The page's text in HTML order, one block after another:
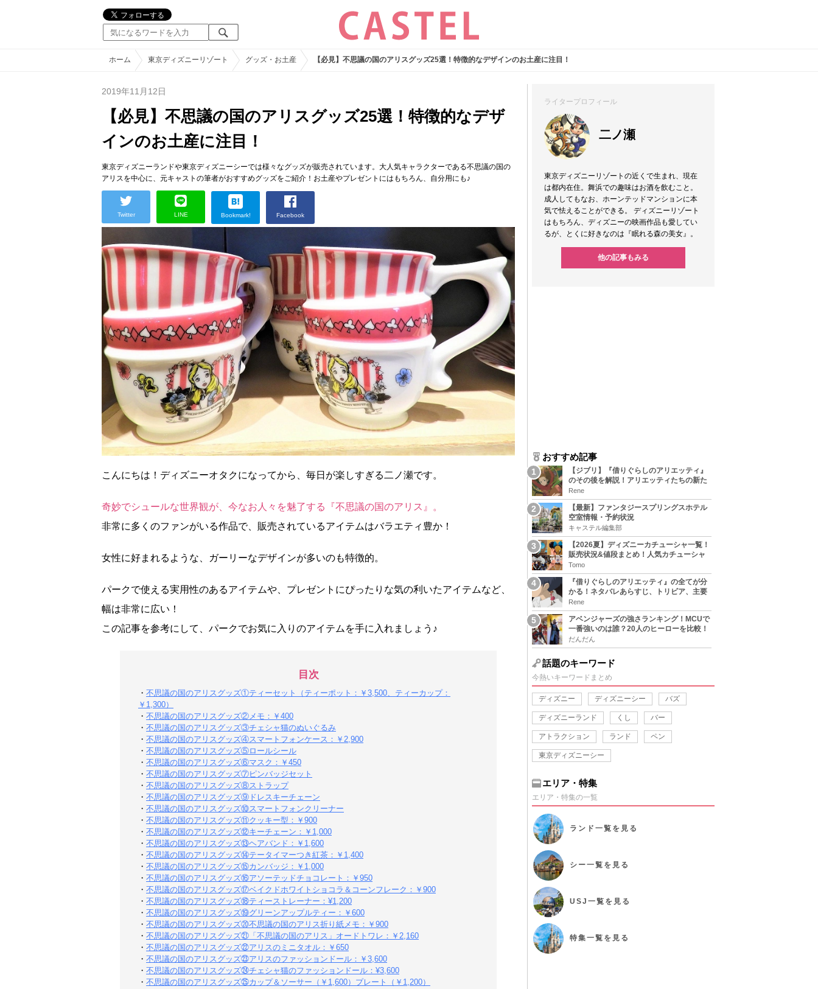
ホーム 東京ディズニーリゾート グッズ・お土産 【必見】不思議の国のアリスグッズ25選！特徴的なデザインのお土産に注目！
2019年11月12日
【必見】不思議の国のアリスグッズ25選！特徴的なデザ
インのお土産に注目！
東京ディズニーランドや東京ディズニーシーでは様々なグッズが販売されています。大人気キャラクターである不思議の国の
アリスを中心に、元キャストの筆者がおすすめグッズをご紹介！お土産やプレゼントにはもちろん、自分用にも♪
Twitter LINE Bookmark! Facebook
こんにちは！ディズニーオタクになってから、毎日が楽しすぎる二ノ瀬です。
奇妙でシュールな世界観が、今なお人々を魅了する『不思議の国のアリス』。
非常に多くのファンがいる作品で、販売されているアイテムはバラエティ豊か！
女性に好まれるような、ガーリーなデザインが多いのも特徴的。
パークで使える実用性のあるアイテムや、プレゼントにぴったりな気の利いたアイテムなど、
幅は非常に広い！
この記事を参考にして、パークでお気に入りのアイテムを手に入れましょう♪
目次
・ 不思議の国のアリスグッズ①ティーセット（ティーポット：￥3,500、ティーカップ：
￥1,300）
・ 不思議の国のアリスグッズ②メモ：￥400
・ 不思議の国のアリスグッズ③チェシャ猫のぬいぐるみ
・ 不思議の国のアリスグッズ④スマートフォンケース：￥2,900
・ 不思議の国のアリスグッズ⑤ロールシール
・ 不思議の国のアリスグッズ⑥マスク：￥450
・ 不思議の国のアリスグッズ⑦ピンバッジセット
・ 不思議の国のアリスグッズ⑧ストラップ
・ 不思議の国のアリスグッズ⑨ドレスキーチェーン
・ 不思議の国のアリスグッズ⑩スマートフォンクリーナー
・ 不思議の国のアリスグッズ⑪クッキー型：￥900
・ 不思議の国のアリスグッズ⑫キーチェーン：￥1,000
・ 不思議の国のアリスグッズ⑬ヘアバンド：￥1,600
・ 不思議の国のアリスグッズ⑭テータイマーつき紅茶：￥1,400
・ 不思議の国のアリスグッズ⑮カンバッジ：￥1,000
・ 不思議の国のアリスグッズ⑯アソーテッドチョコレート：￥950
・ 不思議の国のアリスグッズ⑰ベイクドホワイトショコラ＆コーンフレーク：￥900
・ 不思議の国のアリスグッズ⑱ティーストレーナー：¥1,200
・ 不思議の国のアリスグッズ⑲グリーンアップルティー：￥600
・ 不思議の国のアリスグッズ⑳不思議の国のアリス折り紙メモ：￥900
・ 不思議の国のアリスグッズ㉑「不思議の国のアリス」オードトワレ：￥2,160
・ 不思議の国のアリスグッズ㉒アリスのミニタオル：￥650
・ 不思議の国のアリスグッズ㉓アリスのファッションドール：￥3,600
・ 不思議の国のアリスグッズ㉔チェシャ猫のファッションドール：¥3,600
・ 不思議の国のアリスグッズ㉕カップ＆ソーサー（￥1,600）プレート（￥1,200）
ライタープロフィール
二ノ瀬
東京ディズニーリゾートの近くで生まれ、現在
は都内在住。舞浜での趣味はお酒を飲むこと。
成人してもなお、ホーンテッドマンションに本
気で怯えることができる。 ディズニーリゾート
はもちろん、ディズニーの映画作品も愛してい
るが、とくに好きなのは『眠れる森の美女』。
他の記事もみる
おすすめ記事
【ジブリ】『借りぐらしのアリエッティ』
のその後を解説！アリエッティたちの新た
な住処は？翔の病気は治る？
Rene
【最新】ファンタジースプリングスホテル
空室情報・予約状況
キャステル編集部
【2026夏】ディズニーカチューシャ一覧！
販売状況&値段まとめ！人気カチューシャ
をチェック
Tomo
『借りぐらしのアリエッティ』の全てが分
かる！ネタバレあらすじ、トリビア、主要
キャラまとめ！
Rene
アベンジャーズの強さランキング！MCUで
一番強いのは誰？20人のヒーローを比較！
だんだん
話題のキーワード
今熱いキーワードまとめ
ディズニー ディズニーシー バズ
ディズニーランド くし バー
アトラクション ランド ペン
東京ディズニーシー
エリア・特集
エリア・特集の一覧
ランド 一覧を見る
シー一覧を見る
USJ 一覧を見る
特集一覧を見る